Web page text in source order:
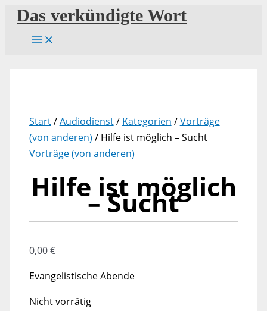
Zum
Inhalt
springen
Das verkündigte Wort
Start/Audiodienst/ Kategorien /Vorträge
(von anderen) / Hilfe ist möglich – Sucht
Vorträge (von anderen)
Hilfe ist möglich
– Sucht
0,00€
Evangelistische Abende
Nicht vorrätig